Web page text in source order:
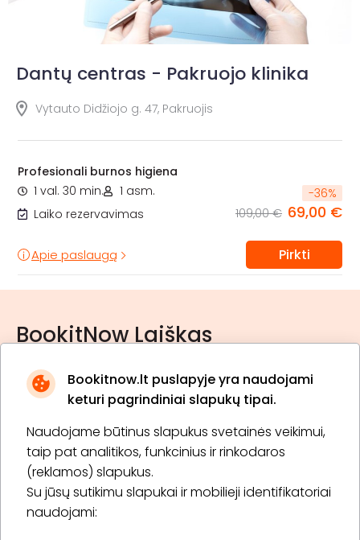
Bookitnow.lt puslapyje yra naudojami
keturi pagrindiniai slapukų tipai.
Naudojame būtinus slapukus svetainės veikimui,
taip pat analitikos, funkcinius ir rinkodaros
(reklamos) slapukus.
Su jūsų sutikimu slapukai ir mobilieji identifikatoriai
naudojami:
Dantų centras - Pakruojo klinika
Vytauto Didžiojo g. 47, Pakruojis
Profesionali burnos higiena
1 val. 30 min.
1 asm.
Laiko rezervavimas
-36%
109,00 € 69,00 €
Apie paslaugą Pirkti
BookitNow Laiškas
* Susipažinau su privatumo politika
Prenumeruoti